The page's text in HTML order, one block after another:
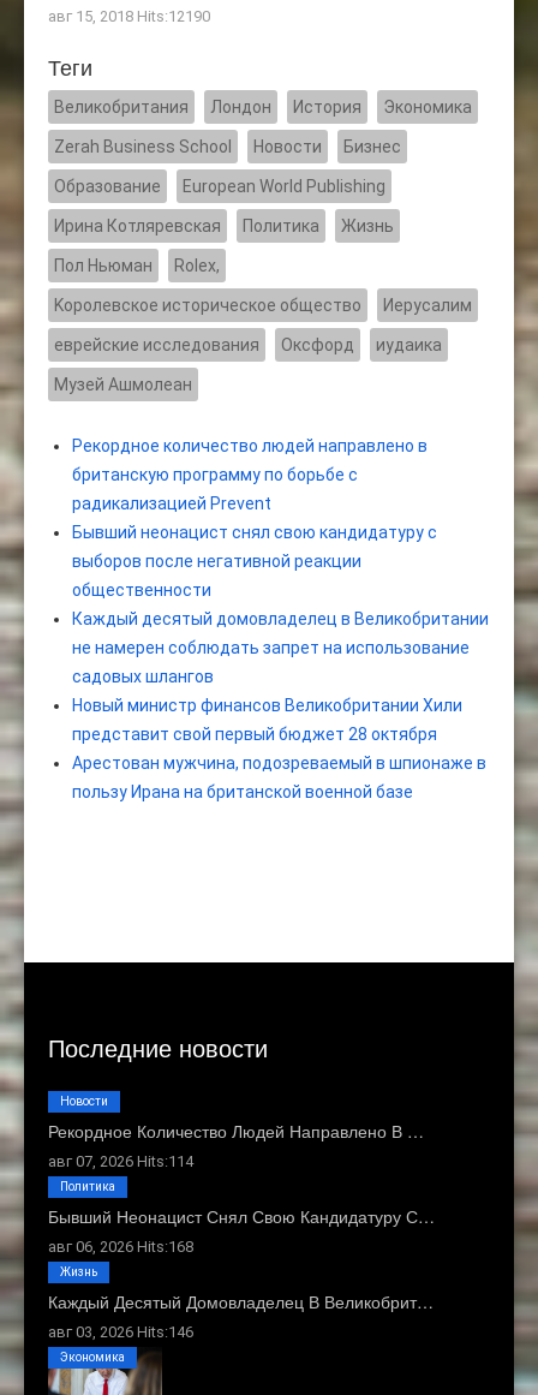
авг 15, 2018 Hits:12190
Теги
Великобритания Лондон История Экономика
Zerah Business School Новости Бизнес
Образование European World Publishing
Ирина Котляревская Политика Жизнь
Пол Ньюман Rolex,
Kоролевское историческое общество Иерусалим
еврейские исследования Оксфорд иудаика
Музей Ашмолеан
Рекордное количество людей направлено в
британскую программу по борьбе с
радикализацией Prevent
Бывший неонацист снял свою кандидатуру с
выборов после негативной реакции
общественности
Каждый десятый домовладелец в Великобритании
не намерен соблюдать запрет на использование
садовых шлангов
Новый министр финансов Великобритании Хили
представит свой первый бюджет 28 октября
Арестован мужчина, подозреваемый в шпионаже в
пользу Ирана на британской военной базе
Последние новости
Рекордное Количество Людей Направлено В …
авг 07, 2026 Hits:114
Новости
Бывший Неонацист Снял Свою Кандидатуру С…
авг 06, 2026 Hits:168
Политика
Каждый Десятый Домовладелец В Великобрит…
авг 03, 2026 Hits:146
Жизнь
Экономика